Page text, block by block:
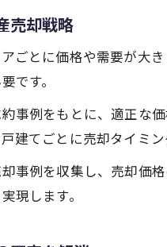
大阪市で見積も
不動産売却で大
大阪市の事例比
高価買取を目指
売却戦略
ごとに価格や需要が大
です。
事例をもとに、適正な
建てごとに売却タイミ
事例を収集し、売却価
現します。